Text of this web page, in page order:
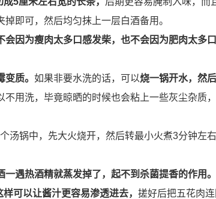
即可，然后均匀抹上一层白酒备用。
因为瘦肉太多口感发柴，也不会因为肥肉太多
质。 如果非要水洗的话，可以烧一锅开水，然
用洗，毕竟晾晒的时候也会粘上一些灰尘杂质
汤锅中，先大火烧开，然后转最小火煮3分钟左右
遇热酒精就蒸发掉了，起不到杀菌提香的作用。
可以让酱汁更容易渗透进去， 搓好后把五花肉